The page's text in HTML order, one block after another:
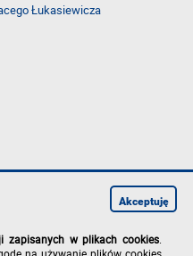
Łukasiewicza
zapisanych w plikach cookies
Akceptuję